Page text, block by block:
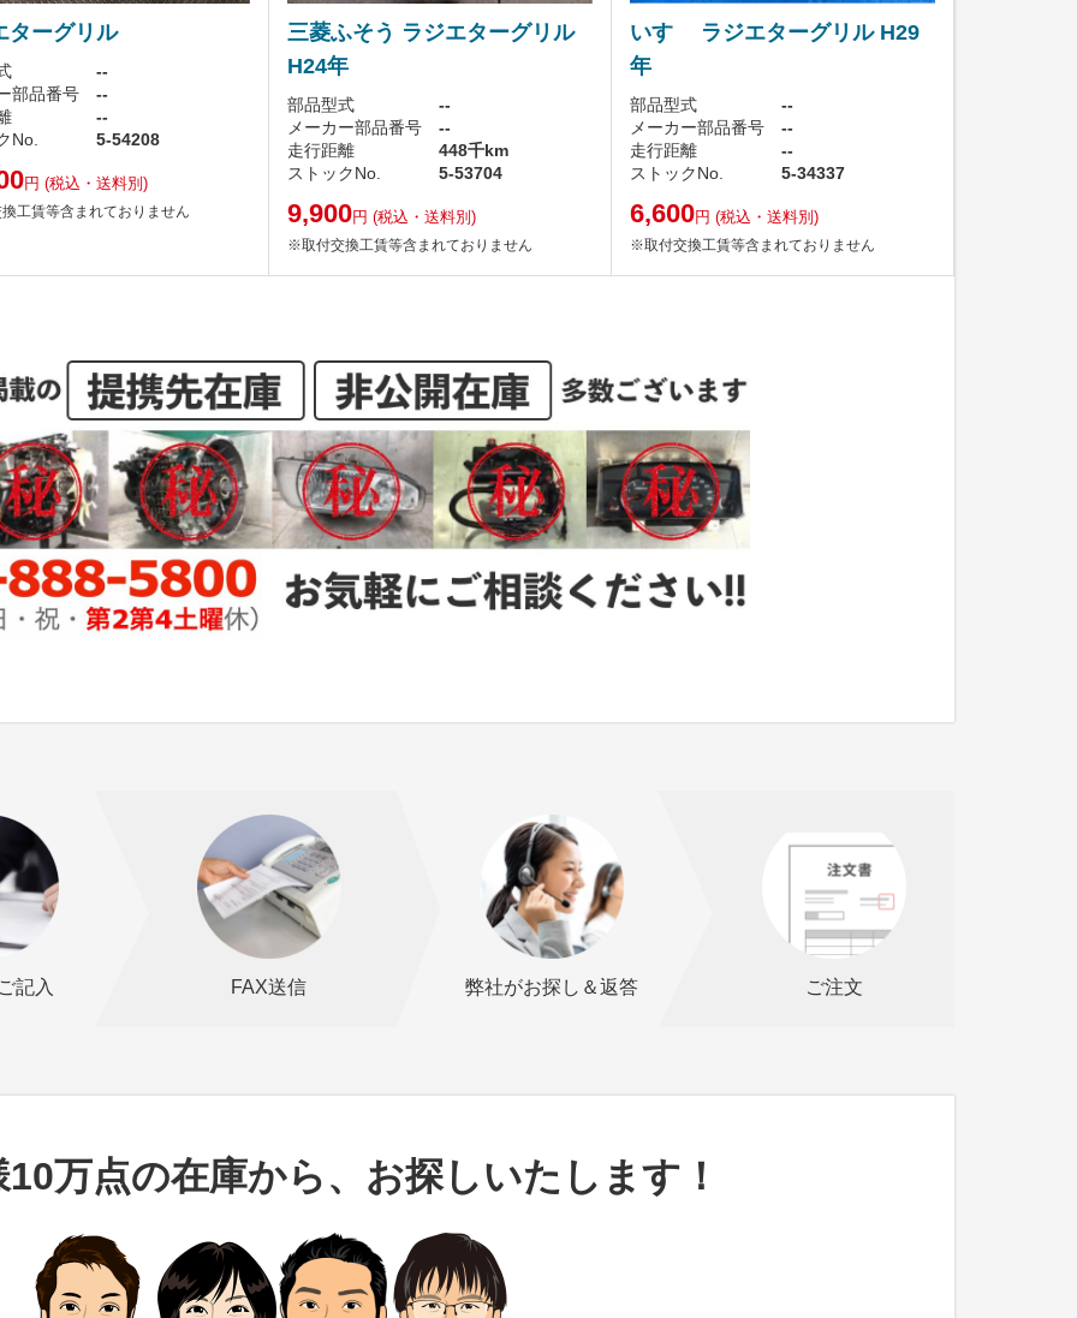
ターグリル
--
部品番号
--
--
No.
5-54208
円 (税込・送料別)
工賃等含まれておりません
三菱ふそう ラジエターグリル
H24年
部品型式
--
メーカー部品番号
--
走行距離
448千km
ストックNo.
5-53704
9,900円 (税込・送料別)
※取付交換工賃等含まれておりません
いすゞ ラジエターグリル H29
年
部品型式
--
メーカー部品番号
--
走行距離
--
ストックNo.
5-34337
6,600円 (税込・送料別)
※取付交換工賃等含まれておりません
記入 FAX送信 弊社がお探し＆返答 ご注文
万点の在庫から、お探しいたします！